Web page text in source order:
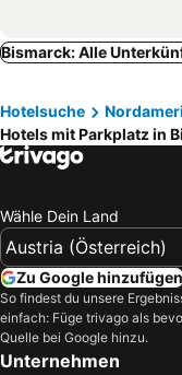
Bismarck: Alle
Hotelsuche
Hotels mit Parkplatz in
Wähle Dein Land
Zu Google hinzufügen
So findest du unsere
einfach: Füge trivago als
Quelle bei Google hinzu.
Unternehmen